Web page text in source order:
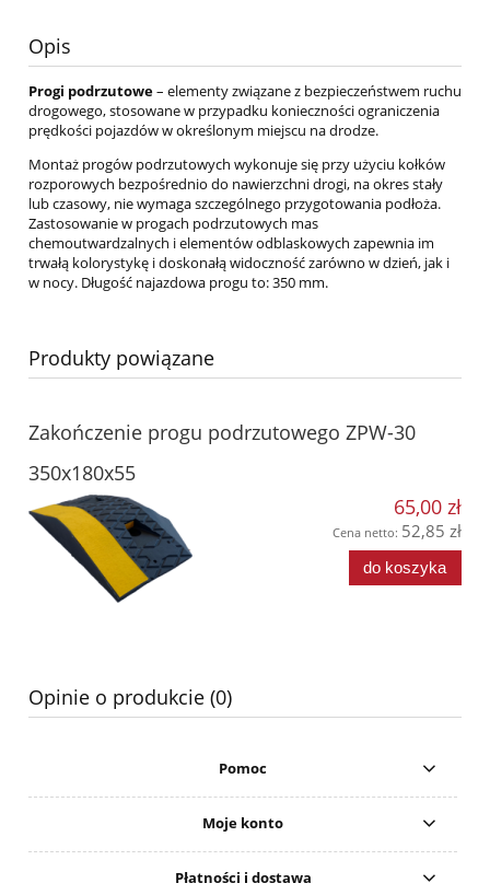
Opis
Progi podrzutowe– elementy związane z bezpieczeństwem ruchu
drogowego, stosowane w przypadku konieczności ograniczenia
prędkości pojazdów w określonym miejscu na drodze.
Montaż progów podrzutowych wykonuje się przy użyciu kołków
rozporowych bezpośrednio do nawierzchni drogi, na okres stały
lub czasowy, nie wymaga szczególnego przygotowania podłoża.
Zastosowanie w progach podrzutowych mas
chemoutwardzalnych i elementów odblaskowych zapewnia im
trwałą kolorystykę i doskonałą widoczność zarówno w dzień, jak i
w nocy. Długość najazdowa progu to: 350 mm.
Produkty powiązane
Zakończenie progu podrzutowego ZPW-30
350x180x55
65,00 zł
Cena netto: 52,85 zł
do koszyka
Opinie o produkcie (0)
Pomoc
Moje konto
Płatności i dostawa